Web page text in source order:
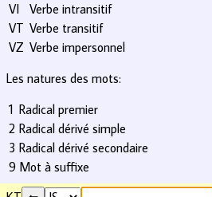
VI
Verbe intransitif
VT Verbe transitif
VZ Verbe impersonnel
Les natures des mots:
1 Radical premier
2 Radical dérivé simple
3 Radical dérivé secondaire
9 Mot à suffixe